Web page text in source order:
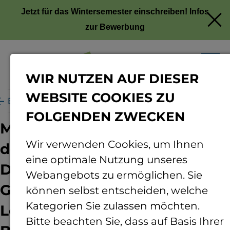
Jetzt für das Wintersemester einschreiben! Infos
zur Bewerbung
Erfassung der Auswirkungen von Dachbegrünung
Messtechnische Erfassung
der Auswirkungen von
Dachbegrünung auf
Gebäudeenergiebilanz,
Lokalklima, Wasser und
WIR NUTZEN AUF DIESER
WEBSITE COOKIES ZU
FOLGENDEN ZWECKEN
Wir verwenden Cookies, um Ihnen
eine optimale Nutzung unseres
Webangebots zu ermöglichen. Sie
können selbst entscheiden, welche
Kategorien Sie zulassen möchten.
Bitte beachten Sie, dass auf Basis Ihrer